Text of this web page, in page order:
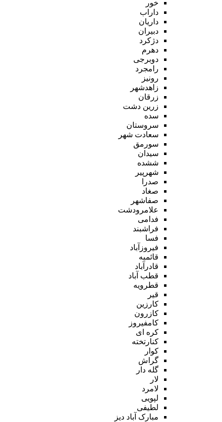
خور
داراب
داریان
دبیران
دژکرد
دهرم
دوبرجی
رامجرد
رونیز
زاهدشهر
زرقان
زرین دشت
سده
سروستان
سعادت شهر
سورمق
سیدان
ششده
شهرپیر
صدرا
صغاد
صفاشهر
علامرودشت
فدامی
فراشبند
فسا
فیروزآباد
قائمیه
قادرآباد
قطب آباد
قطرویه
قیر
کارزین
کازرون
کامفیروز
کره ای
کنارتخته
کوار
گراش
گله دار
لار
لامرد
لپویی
لطیفی
مبارک آباد دیز